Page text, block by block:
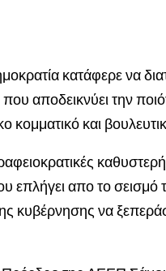
κατάφερε να
αποδεικνύει την
κομματικό και
επλήγει απο το
κυβέρνησης να